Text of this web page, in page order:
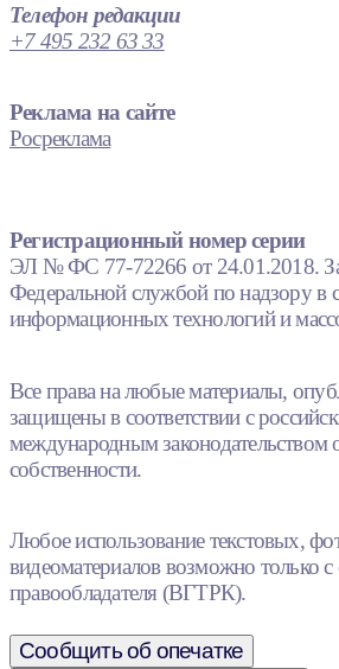
Телефон редакции
+7 495 232 63 33
Реклама на сайте
Росреклама
Регистрационный номер серии
ЭЛ № ФС 77-72266 от 24.01.2018.
Федеральной службой по надзору в
информационных технологий и
Все права на любые материалы,
защищены в соответствии с
международным законодательством
собственности.
Любое использование текстовых,
видеоматериалов возможно только с
правообладателя (ВГТРК).
Сообщить об опечатке